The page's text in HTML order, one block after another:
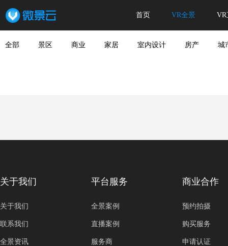
首页 VR全景 VR
全部 景区 商业 家居 室内设计 房产 城
关于我们
关于我们
联系我们
全景资讯
平台服务
全景案例
直播案例
服务商
商业合作
预约拍摄
购买服务
申请认证